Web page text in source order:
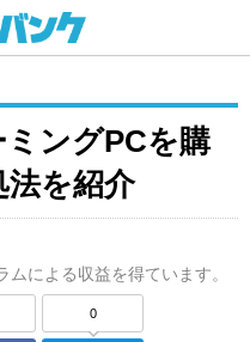
ングPCを購
法を紹介
による収益を得ています。
0